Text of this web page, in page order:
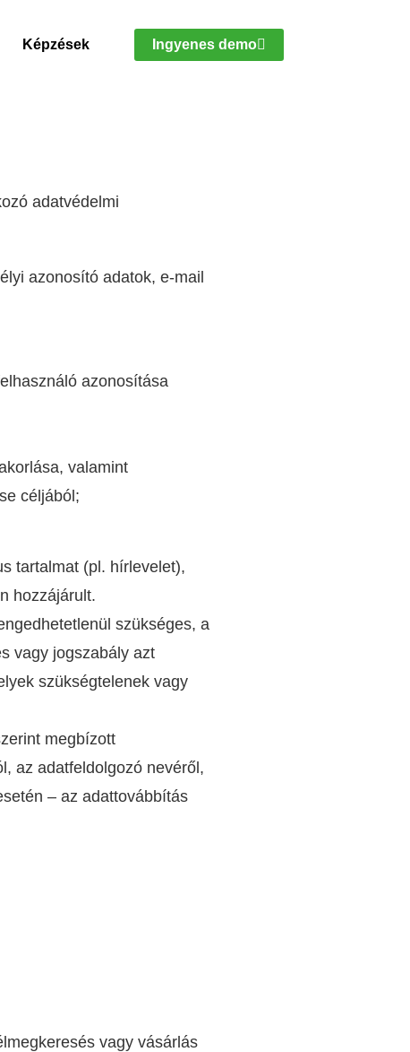
Képzések Ingyenes demo
adatvédelmi
azonosító adatok, e-mail
azonosítása
valamint
céljából;
tartalmat (pl. hírlevelet),
hozzájárult.
szükséges, a
vagy jogszabály azt
szükségtelenek vagy
megbízott
az adatfeldolgozó nevéről,
– az adattovábbítás
vagy vásárlás